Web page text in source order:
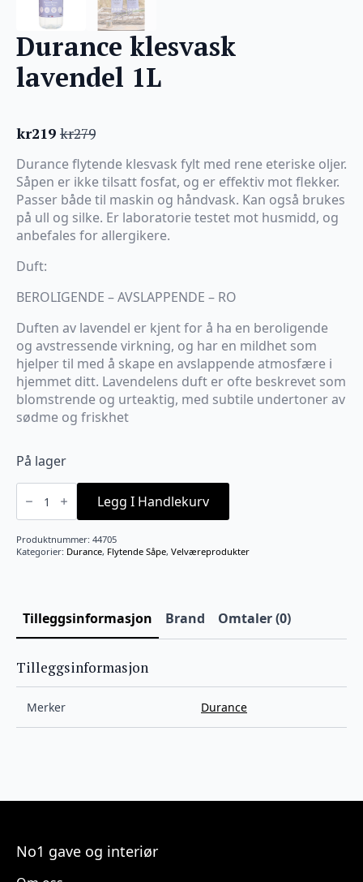
Durance klesvask
lavendel 1L
kr279
Opprinnelig
pris
var:
kr279.
kr219
Nåværende
pris
er:
kr219.
Durance flytende klesvask fylt med rene eteriske oljer.
Såpen er ikke tilsatt fosfat, og er effektiv mot flekker.
Passer både til maskin og håndvask. Kan også brukes
på ull og silke. Er laboratorie testet mot husmidd, og
anbefales for allergikere.
Duft:
BEROLIGENDE – AVSLAPPENDE – RO
Duften av lavendel er kjent for å ha en beroligende
og avstressende virkning, og har en mildhet som
hjelper til med å skape en avslappende atmosfære i
hjemmet ditt. Lavendelens duft er ofte beskrevet som
blomstrende og urteaktig, med subtile undertoner av
sødme og friskhet
På lager
Durance
klesvask
lavendel
1L
antall
Legg I Handlekurv
Produktnummer: 44705
Kategorier: Durance, Flytende Såpe, Velværeprodukter
Tilleggsinformasjon Brand Omtaler (0)
Tilleggsinformasjon
Merker Durance
No1 gave og interiør